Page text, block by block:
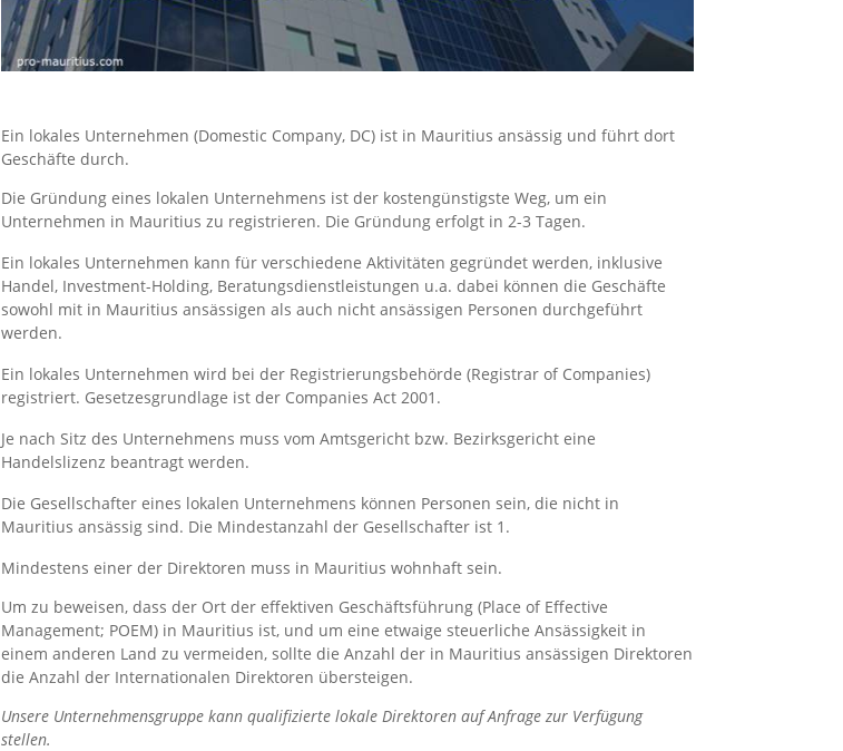
Ein lokales Unternehmen (Domestic Company, DC) ist in Mauritius ansässig und führt dort
Geschäfte durch.
Die Gründung eines lokalen Unternehmens ist der kostengünstigste Weg, um ein
Unternehmen in Mauritius zu registrieren. Die Gründung erfolgt in 2-3 Tagen.
Ein lokales Unternehmen kann für verschiedene Aktivitäten gegründet werden, inklusive
Handel, Investment-Holding, Beratungsdienstleistungen u.a. dabei können die Geschäfte
sowohl mit in Mauritius ansässigen als auch nicht ansässigen Personen durchgeführt
werden.
Ein lokales Unternehmen wird bei der Registrierungsbehörde (Registrar of Companies)
registriert. Gesetzesgrundlage ist der Companies Act 2001.
Je nach Sitz des Unternehmens muss vom Amtsgericht bzw. Bezirksgericht eine
Handelslizenz beantragt werden.
Die Gesellschafter eines lokalen Unternehmens können Personen sein, die nicht in
Mauritius ansässig sind. Die Mindestanzahl der Gesellschafter ist 1.
Mindestens einer der Direktoren muss in Mauritius wohnhaft sein.
Um zu beweisen, dass der Ort der effektiven Geschäftsführung (Place of Effective
Management; POEM) in Mauritius ist, und um eine etwaige steuerliche Ansässigkeit in
einem anderen Land zu vermeiden, sollte die Anzahl der in Mauritius ansässigen Direktoren
die Anzahl der Internationalen Direktoren übersteigen.
Unsere Unternehmensgruppe kann qualifizierte lokale Direktoren auf Anfrage zur Verfügung
stellen.